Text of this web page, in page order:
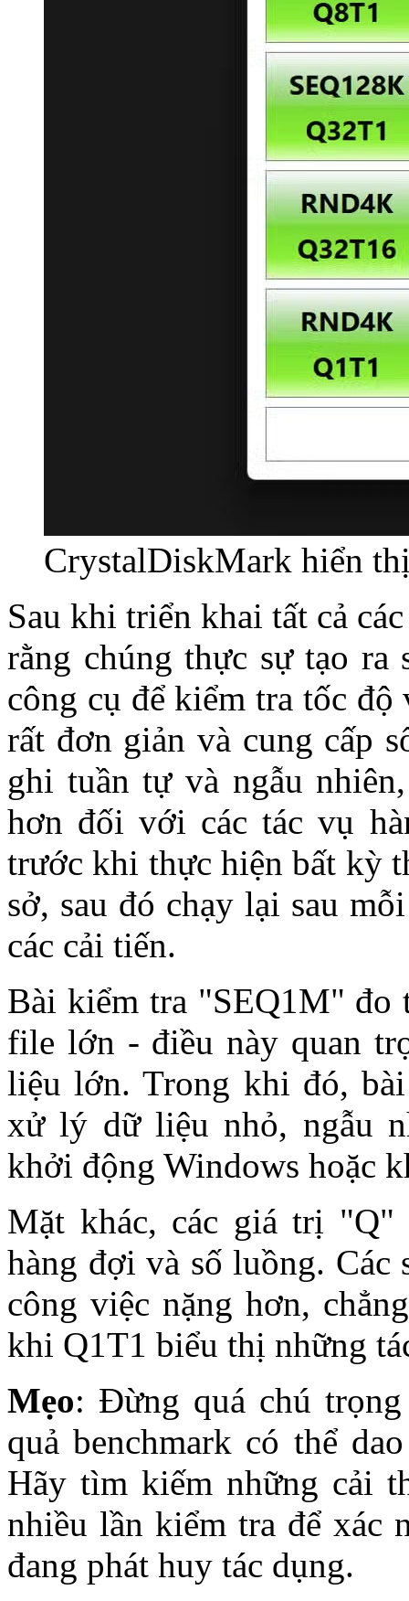
CrystalDiskMark hiển
Sau khi triển khai tất cả
rằng chúng thực sự tạo
công cụ để kiểm tra tốc
rất đơn giản và cung cấp
ghi tuần tự và ngẫu
hơn đối với các tác vụ
trước khi thực hiện bất kỳ
sở, sau đó chạy lại sau
các cải tiến.
Bài kiểm tra "SEQ1M" đo
file lớn - điều này quan
liệu lớn. Trong khi đó,
xử lý dữ liệu nhỏ, ngẫu
khởi động Windows hoặc
Mặt khác, các giá trị
hàng đợi và số luồng.
công việc nặng hơn,
khi Q1T1 biểu thị những
Mẹo: Đừng quá chú
quả benchmark có thể
Hãy tìm kiếm những cải
nhiều lần kiểm tra để xác
đang phát huy tác dụng.